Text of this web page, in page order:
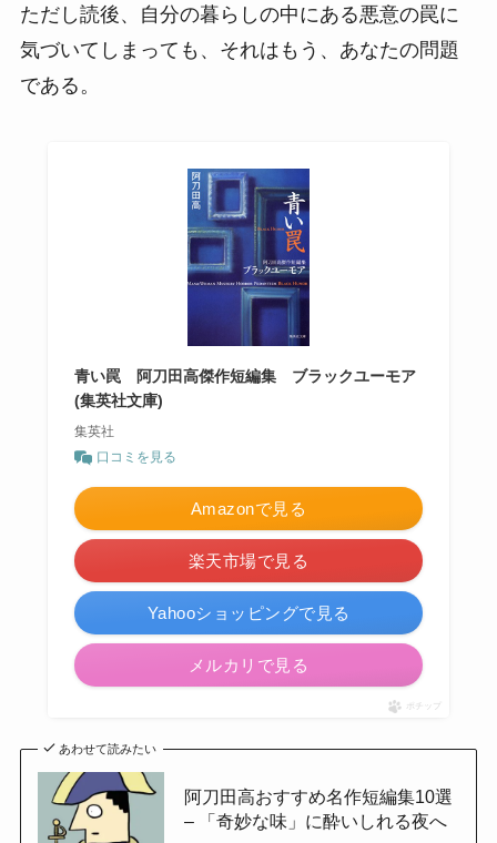
ただし読後、自分の暮らしの中にある悪意の罠に
気づいてしまっても、それはもう、あなたの問題
である。
青い罠 阿刀田高傑作短編集 ブラックユーモア
(集英社文庫)
集英社
口コミを見る
Amazonで見る
楽天市場で見る
Yahooショッピングで見る
メルカリで見る
ポチップ
あわせて読みたい
阿刀田高おすすめ名作短編集10選
– 「奇妙な味」に酔いしれる夜へ